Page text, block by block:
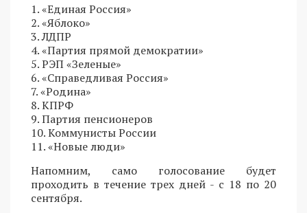
1. «Единая Россия»
2. «Яблоко»
3. ЛДПР
4. «Партия прямой демократии»
5. РЭП «Зеленые»
6. «Справедливая Россия»
7. «Родина»
8. КПРФ
9. Партия пенсионеров
10. Коммунисты России
11. «Новые люди»
Напомним, само голосование будет
проходить в течение трех дней - с 18 по 20
сентября.